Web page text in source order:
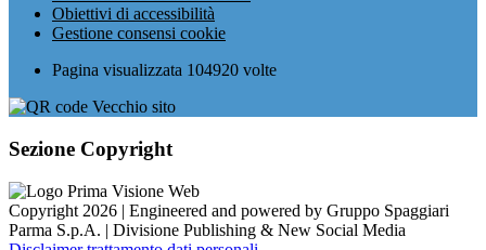
Obiettivi di accessibilità
Gestione consensi cookie
Pagina visualizzata 104920 volte
Sezione Copyright
Copyright 2026 | Engineered and powered by Gruppo Spaggiari
Parma S.p.A. | Divisione Publishing & New Social Media